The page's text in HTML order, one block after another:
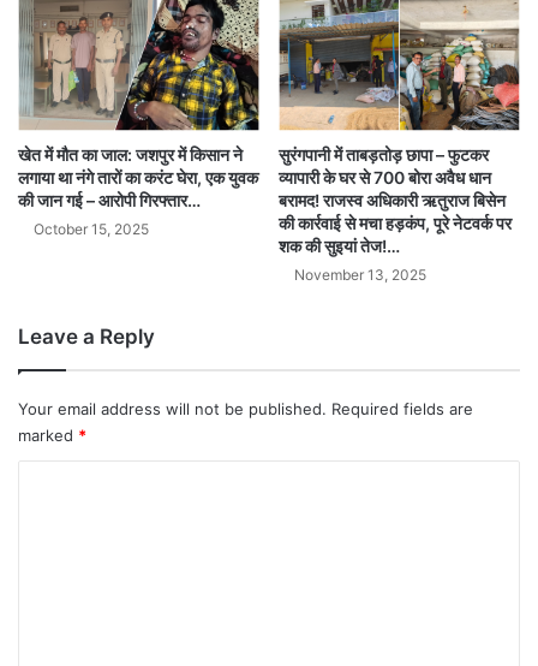
खेत में मौत का जाल: जशपुर में किसान ने
लगाया था नंगे तारों का करंट घेरा, एक युवक
की जान गई – आरोपी गिरफ्तार…
October 15, 2025
सुरंगपानी में ताबड़तोड़ छापा – फुटकर
व्यापारी के घर से 700 बोरा अवैध धान
बरामद! राजस्व अधिकारी ऋतुराज बिसेन
की कार्रवाई से मचा हड़कंप, पूरे नेटवर्क पर
शक की सुइयां तेज!…
November 13, 2025
Leave a Reply
Your email address will not be published. Required fields are
marked *